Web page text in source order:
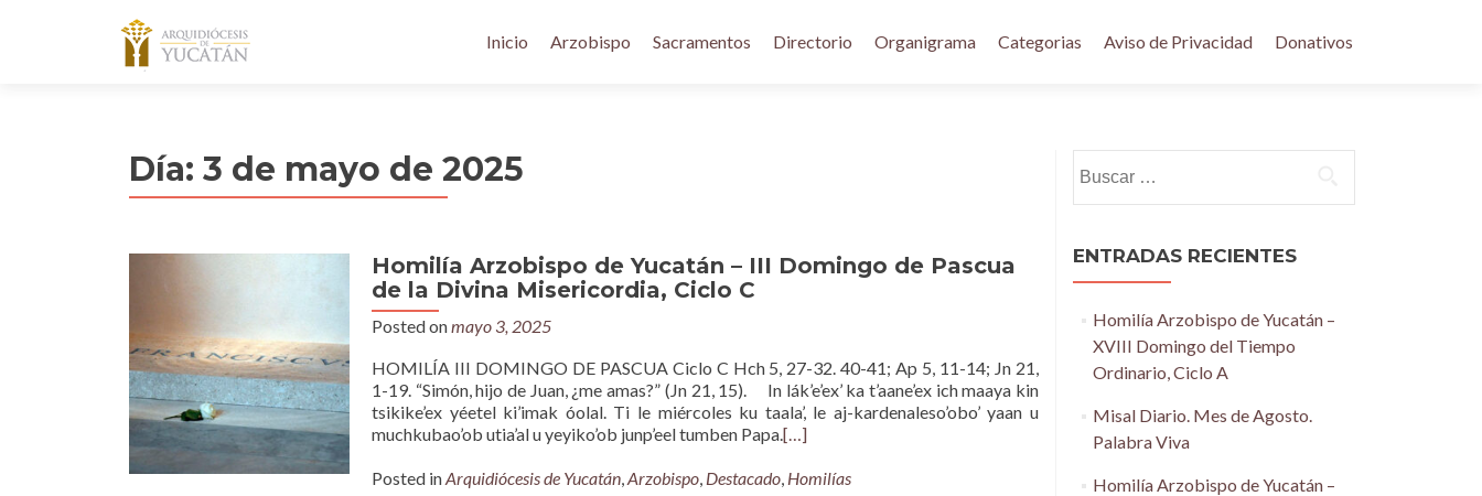
Inicio Arzobispo Sacramentos Directorio Organigrama Categorias Aviso de Privacidad Donativos
Día: 3 de mayo de 2025
Homilía Arzobispo de Yucatán – III Domingo de Pascua
de la Divina Misericordia, Ciclo C
Posted onmayo 3, 2025
HOMILÍA III DOMINGO DE PASCUA Ciclo C Hch 5, 27-32. 40-41; Ap 5, 11-14; Jn 21,
1-19. “Simón, hijo de Juan, ¿me amas?” (Jn 21, 15). In lák’e’ex’ ka t’aane’ex ich maaya kin
tsikike’ex yéetel ki’imak óolal. Ti le miércoles ku taala’, le aj-kardenaleso’obo’ yaan u
muchkubao’ob utia’al u yeyiko’ob junp’eel tumben Papa.[…]
Posted inArquidiócesis de Yucatán,Arzobispo, Destacado, Homilías
ENTRADAS RECIENTES
Homilía Arzobispo de Yucatán –
XVIII Domingo del Tiempo
Ordinario, Ciclo A
Misal Diario. Mes de Agosto.
Palabra Viva
Homilía Arzobispo de Yucatán –